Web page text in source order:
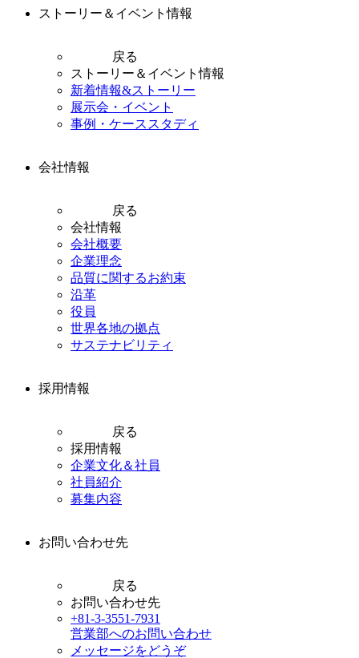
ストーリー＆イベント情報
戻る
ストーリー＆イベント情報
新着情報&ストーリー
展示会・イベント
事例・ケーススタディ
会社情報
戻る
会社情報
会社概要
企業理念
品質に関するお約束
沿革
役員
世界各地の拠点
サステナビリティ
採用情報
戻る
採用情報
企業文化＆社員
社員紹介
募集内容
お問い合わせ先
戻る
お問い合わせ先
+81-3-3551-7931
営業部へのお問い合わせ
メッセージをどうぞ